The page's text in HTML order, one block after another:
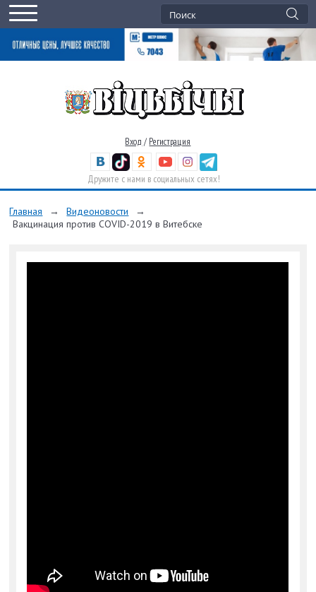
Вход / Регистрация
Дружите с нами в социальных сетях!
Главная → Видеоновости
→
Вакцинация против COVID-2019 в Витебске